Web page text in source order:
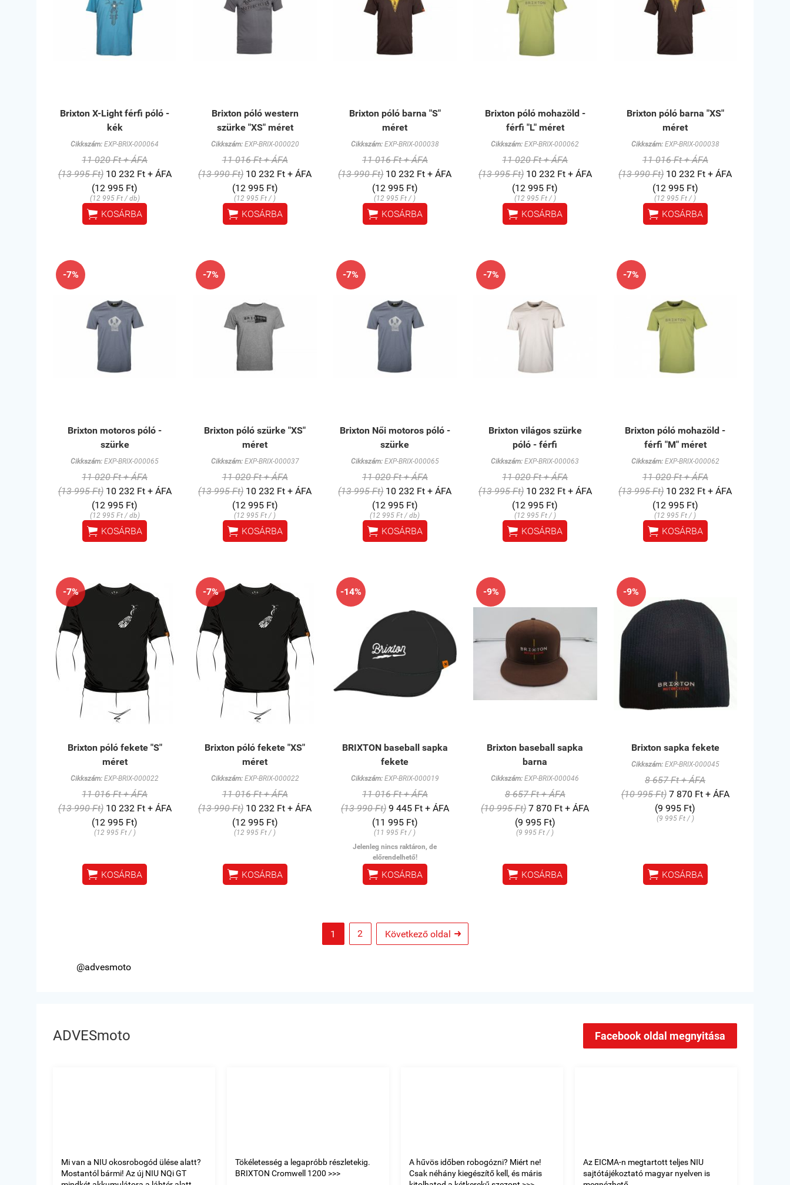
Brixton X-Light férfi póló -
kék
Cikkszám: EXP-BRIX-000064
11 020 Ft + ÁFA
(13 995 Ft) 10 232 Ft + ÁFA
(12 995 Ft)
(12 995 Ft / db)
 KOSÁRBA
Brixton póló western
szürke "XS" méret
Cikkszám:EXP-BRIX-000020
11 016 Ft + ÁFA
(13 990 Ft) 10 232 Ft + ÁFA
(12 995 Ft)
(12 995 Ft / )
 KOSÁRBA
Brixton póló barna "S"
méret
Cikkszám:EXP-BRIX-000038
11 016 Ft + ÁFA
(13 990 Ft) 10 232 Ft + ÁFA
(12 995 Ft)
(12 995 Ft / )
 KOSÁRBA
Brixton póló mohazöld -
férfi "L" méret
Cikkszám: EXP-BRIX-000062
11 020 Ft + ÁFA
(13 995 Ft) 10 232 Ft + ÁFA
(12 995 Ft)
(12 995 Ft / )
 KOSÁRBA
Brixton póló barna "XS"
méret
Cikkszám:EXP-BRIX-000038
11 016 Ft + ÁFA
(13 990 Ft) 10 232 Ft + ÁFA
(12 995 Ft)
(12 995 Ft / )
 KOSÁRBA
-7%
Brixton motoros póló -
szürke
Cikkszám: EXP-BRIX-000065
11 020 Ft + ÁFA
(13 995 Ft) 10 232 Ft + ÁFA
(12 995 Ft)
(12 995 Ft / db)
 KOSÁRBA
-7%
Brixton póló szürke "XS"
méret
Cikkszám:EXP-BRIX-000037
11 020 Ft + ÁFA
(13 995 Ft) 10 232 Ft + ÁFA
(12 995 Ft)
(12 995 Ft / )
 KOSÁRBA
-7%
Brixton Női motoros póló -
szürke
Cikkszám:EXP-BRIX-000065
11 020 Ft + ÁFA
(13 995 Ft) 10 232 Ft + ÁFA
(12 995 Ft)
(12 995 Ft / db)
 KOSÁRBA
-7%
Brixton világos szürke
póló - férfi
Cikkszám: EXP-BRIX-000063
11 020 Ft + ÁFA
(13 995 Ft) 10 232 Ft + ÁFA
(12 995 Ft)
(12 995 Ft / )
 KOSÁRBA
-7%
Brixton póló mohazöld -
férfi "M" méret
Cikkszám:EXP-BRIX-000062
11 020 Ft + ÁFA
(13 995 Ft) 10 232 Ft + ÁFA
(12 995 Ft)
(12 995 Ft / )
 KOSÁRBA
-7%
Brixton póló fekete "S"
méret
Cikkszám: EXP-BRIX-000022
11 016 Ft + ÁFA
(13 990 Ft) 10 232 Ft + ÁFA
(12 995 Ft)
(12 995 Ft / )
 KOSÁRBA
-7%
Brixton póló fekete "XS"
méret
Cikkszám:EXP-BRIX-000022
11 016 Ft + ÁFA
(13 990 Ft) 10 232 Ft + ÁFA
(12 995 Ft)
(12 995 Ft / )
 KOSÁRBA
-14%
BRIXTON baseball sapka
fekete
Cikkszám:EXP-BRIX-000019
11 016 Ft + ÁFA
(13 990 Ft) 9 445 Ft + ÁFA
(11 995 Ft)
(11 995 Ft / )
Jelenleg nincs raktáron, de
előrendelhető!
 KOSÁRBA
-9%
Brixton baseball sapka
barna
Cikkszám: EXP-BRIX-000046
8 657 Ft + ÁFA
(10 995 Ft) 7 870 Ft + ÁFA
(9 995 Ft)
(9 995 Ft / )
 KOSÁRBA
-9%
Brixton sapka fekete
Cikkszám:EXP-BRIX-000045
8 657 Ft + ÁFA
(10 995 Ft) 7 870 Ft + ÁFA
(9 995 Ft)
(9 995 Ft / )
 KOSÁRBA
1 2 Következő oldal 
@advesmoto
ADVESmoto Facebook oldal megnyitása
Mi van a NIU okosrobogód ülése alatt?
Mostantól bármi! Az új NIU NQi GT
Tökéletesség a legapróbb részletekig.
BRIXTON Cromwell 1200 >>>
A hűvös időben robogózni? Miért ne!
Csak néhány kiegészítő kell, és máris
Az EICMA-n megtartott teljes NIU
sajtótájékoztató magyar nyelven is